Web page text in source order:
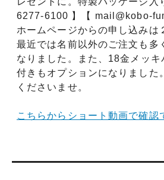
6277-6100 】【 mail@kobo-
ホームページからの申し込み
最近では名前以外のご注文も多
なりました。また、18金メッ
付きもオプションになりました
くださいませ。
こちらからショート動画で確認